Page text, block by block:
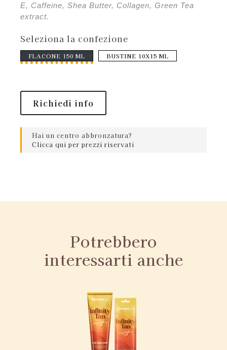
E, Caffeine, Shea Butter, Collagen, Green Tea
extract.
Seleziona la confezione
FLACONE 150 ML BUSTINE 10X15 ML
Richiedi info
Hai un centro abbronzatura?
Clicca qui per prezzi riservati
Potrebbero
interessarti anche